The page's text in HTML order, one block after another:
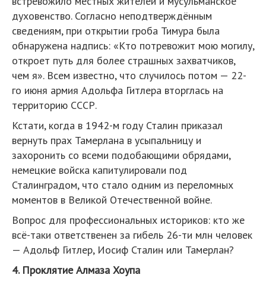
духовенство. Согласно неподтверждённым
сведениям, при открытии гроба Тимура была
обнаружена надпись: «Кто потревожит мою могилу,
откроет путь для более страшных захватчиков,
чем я». Всем известно, что случилось потом — 22-
го июня армия Адольфа Гитлера вторглась на
территорию СССР.
Кстати, когда в 1942-м году Сталин приказал
вернуть прах Тамерлана в усыпальницу и
захоронить со всеми подобающими обрядами,
немецкие войска капитулировали под
Сталинградом, что стало одним из переломных
моментов в Великой Отечественной войне.
Вопрос для профессиональных историков: кто же
всё-таки ответственен за гибель 26-ти млн человек
— Адольф Гитлер, Иосиф Сталин или Тамерлан?
4. Проклятие Алмаза Хоупа